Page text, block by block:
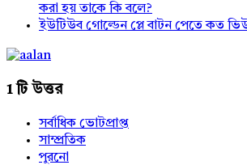
করা হয় তাকে কি বলে?
ইউটিউব গোল্ডেন প্লে বাটন পেতে কত ভিউ
1 টি উত্তর
সর্বাধিক ভোটপ্রাপ্ত
সাম্প্রতিক
পুরনো